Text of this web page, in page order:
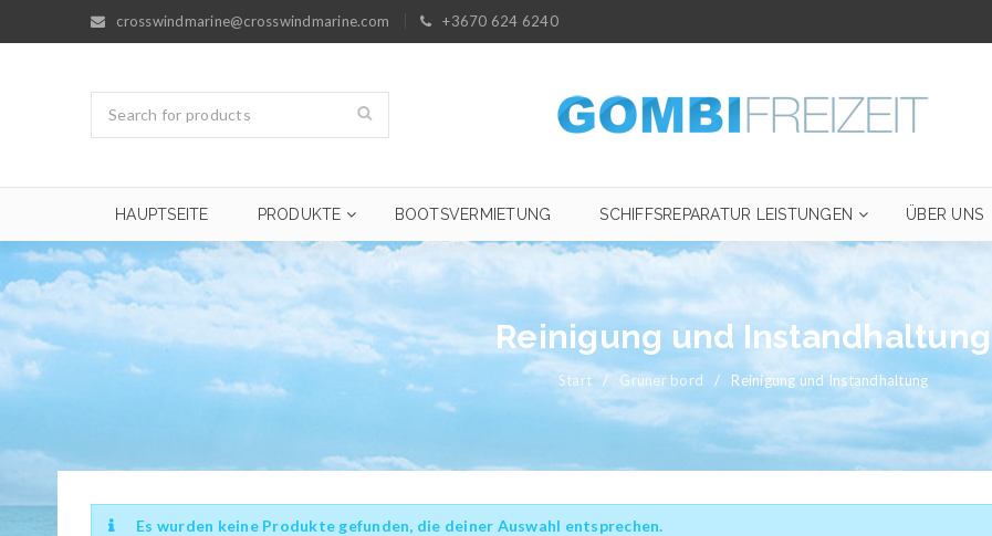
crosswindmarine@crosswindmarine.com +3670 624 6240
HAUPTSEITE PRODUKTE BOOTSVERMIETUNG SCHIFFSREPARATUR LEISTUNGEN ÜBER UNS
Reinigung und Instandhaltung
Start / Grüner bord / Reinigung und Instandhaltung
Es wurden keine Produkte gefunden, die deiner Auswahl entsprechen.